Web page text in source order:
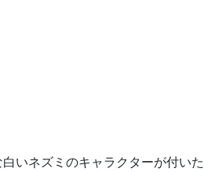
いネズミのキャラクターが付いた